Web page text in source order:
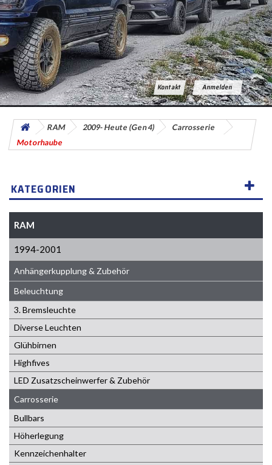
Anmelden
Kontakt
RAM 2009- Heute (Gen 4)
Carrosserie
Motorhaube
KATEGORIEN
RAM
1994-2001
Anhängerkupplung & Zubehör
Beleuchtung
3. Bremsleuchte
Diverse Leuchten
Glühbirnen
Highfives
LED Zusatzscheinwerfer & Zubehör
Carrosserie
Bullbars
Höherlegung
Kennzeichenhalter